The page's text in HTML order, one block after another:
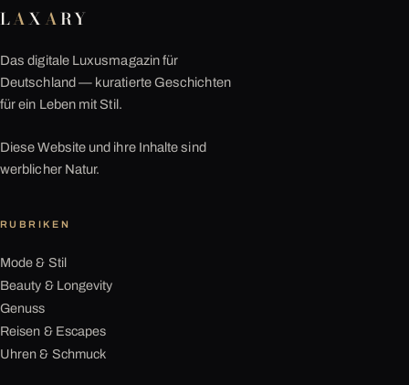
LAXARY
Das digitale Luxusmagazin für
Deutschland — kuratierte Geschichten
für ein Leben mit Stil.
Diese Website und ihre Inhalte sind
werblicher Natur.
RUBRIKEN
Mode & Stil
Beauty & Longevity
Genuss
Reisen & Escapes
Uhren & Schmuck